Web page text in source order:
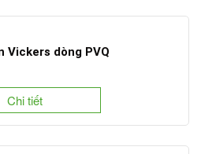
Vickers dòng PVQ
Chi tiết